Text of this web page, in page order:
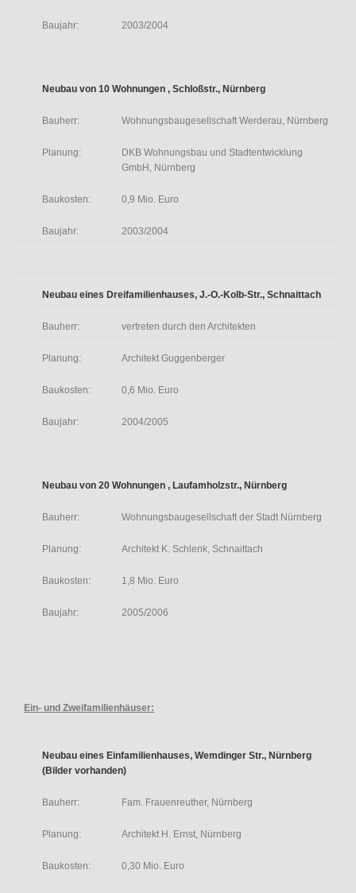
Baujahr: 2003/2004
Neubau von 10 Wohnungen , Schloßstr., Nürnberg
Bauherr: Wohnungsbaugesellschaft Werderau, Nürnberg
Planung:
DKB Wohnungsbau und Stadtentwicklung
GmbH, Nürnberg
Baukosten: 0,9 Mio. Euro
Baujahr: 2003/2004
Neubau eines Dreifamilienhauses, J.-O.-Kolb-Str., Schnaittach
Bauherr: vertreten durch den Architekten
Planung: Architekt Guggenberger
Baukosten: 0,6 Mio. Euro
Baujahr: 2004/2005
Neubau von 20 Wohnungen , Laufamholzstr., Nürnberg
Bauherr: Wohnungsbaugesellschaft der Stadt Nürnberg
Planung: Architekt K. Schlenk, Schnaittach
Baukosten: 1,8 Mio. Euro
Baujahr: 2005/2006
Ein- und Zweifamilienhäuser:
Neubau eines Einfamilienhauses, Wemdinger Str., Nürnberg
(Bilder vorhanden)
Bauherr: Fam. Frauenreuther, Nürnberg
Planung: Architekt H. Ernst, Nürnberg
Baukosten: 0,30 Mio. Euro